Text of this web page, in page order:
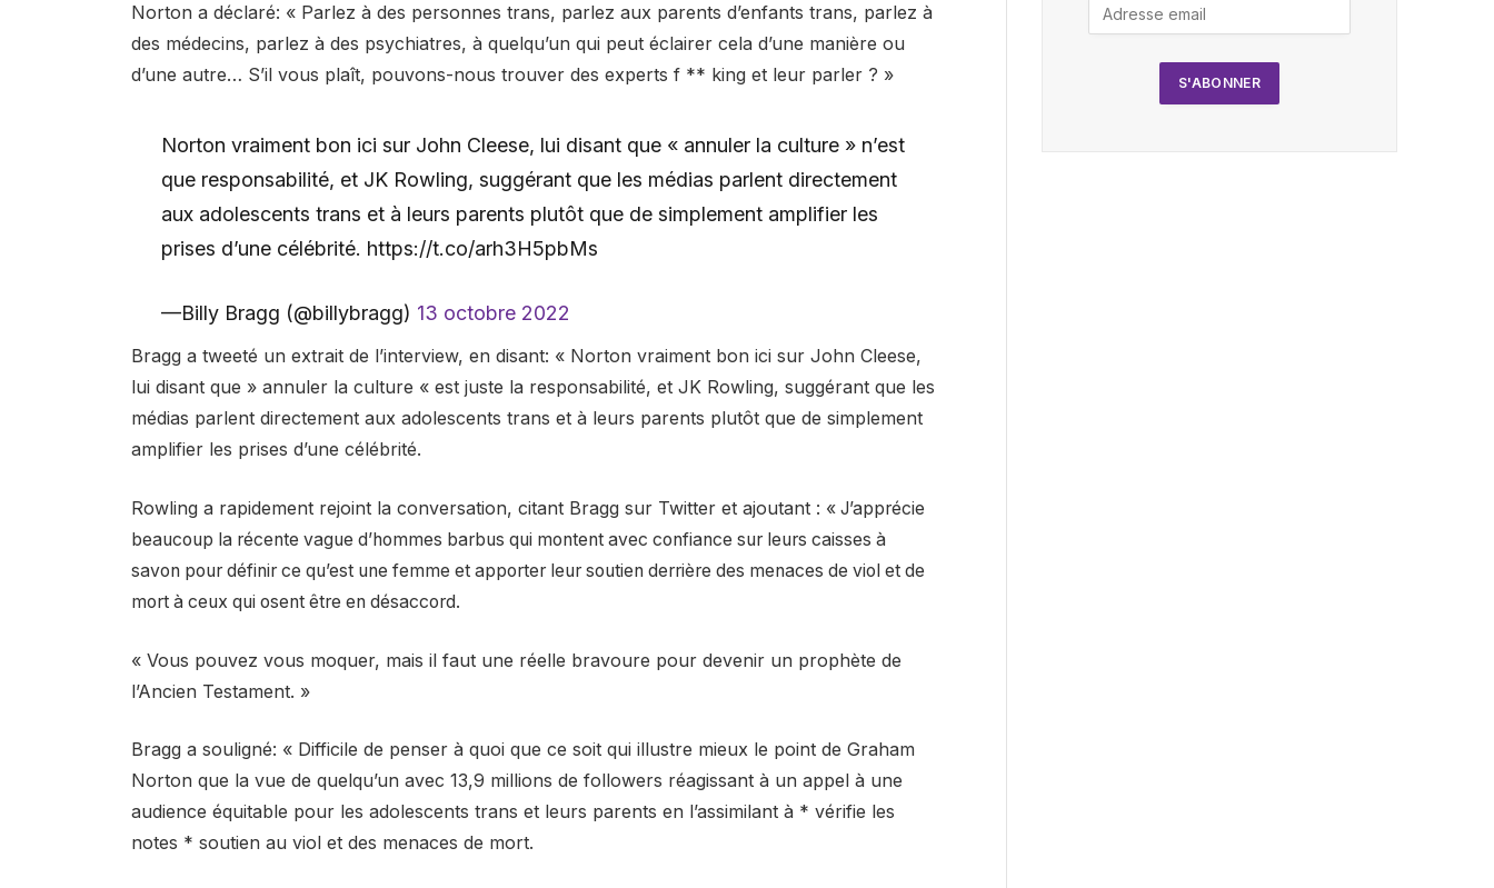
Norton a déclaré: « Parlez à des personnes trans, parlez aux parents d’enfants trans, parlez à
des médecins, parlez à des psychiatres, à quelqu’un qui peut éclairer cela d’une manière ou
d’une autre… S’il vous plaît, pouvons-nous trouver des experts f ** king et leur parler ? »
Norton vraiment bon ici sur John Cleese, lui disant que « annuler la culture » n’est
que responsabilité, et JK Rowling, suggérant que les médias parlent directement
aux adolescents trans et à leurs parents plutôt que de simplement amplifier les
prises d’une célébrité. https://t.co/arh3H5pbMs
—Billy Bragg (@billybragg) 13 octobre 2022
Bragg a tweeté un extrait de l’interview, en disant: « Norton vraiment bon ici sur John Cleese,
lui disant que » annuler la culture « est juste la responsabilité, et JK Rowling, suggérant que les
médias parlent directement aux adolescents trans et à leurs parents plutôt que de simplement
amplifier les prises d’une célébrité.
Rowling a rapidement rejoint la conversation, citant Bragg sur Twitter et ajoutant : « J’apprécie
beaucoup la récente vague d’hommes barbus qui montent avec confiance sur leurs caisses à
savon pour définir ce qu’est une femme et apporter leur soutien derrière des menaces de viol et de
mort à ceux qui osent être en désaccord.
« Vous pouvez vous moquer, mais il faut une réelle bravoure pour devenir un prophète de
l’Ancien Testament. »
Bragg a souligné: « Difficile de penser à quoi que ce soit qui illustre mieux le point de Graham
Norton que la vue de quelqu’un avec 13,9 millions de followers réagissant à un appel à une
audience équitable pour les adolescents trans et leurs parents en l’assimilant à * vérifie les
notes * soutien au viol et des menaces de mort.